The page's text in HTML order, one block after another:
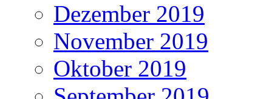
Dezember 2019
November 2019
Oktober 2019